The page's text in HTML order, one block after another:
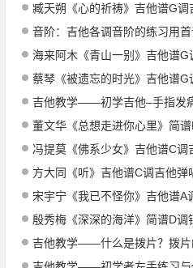
臧天朔《心的祈祷》吉他谱G调
音阶：吉他各调音阶的练习用首
海来阿木《青山一别》吉他谱G
蔡琴《被遗忘的时光》吉他谱G
吉他教学——初学吉他–手指发
董文华《总想走进你心里》简
冯提莫《佛系少女》吉他谱C调
方大同《听》吉他谱C调吉他弹
宋宇宁《我已不怪你》吉他谱A
殷秀梅《深深的海洋》简谱D调
吉他教学——什么是拨片？拨片